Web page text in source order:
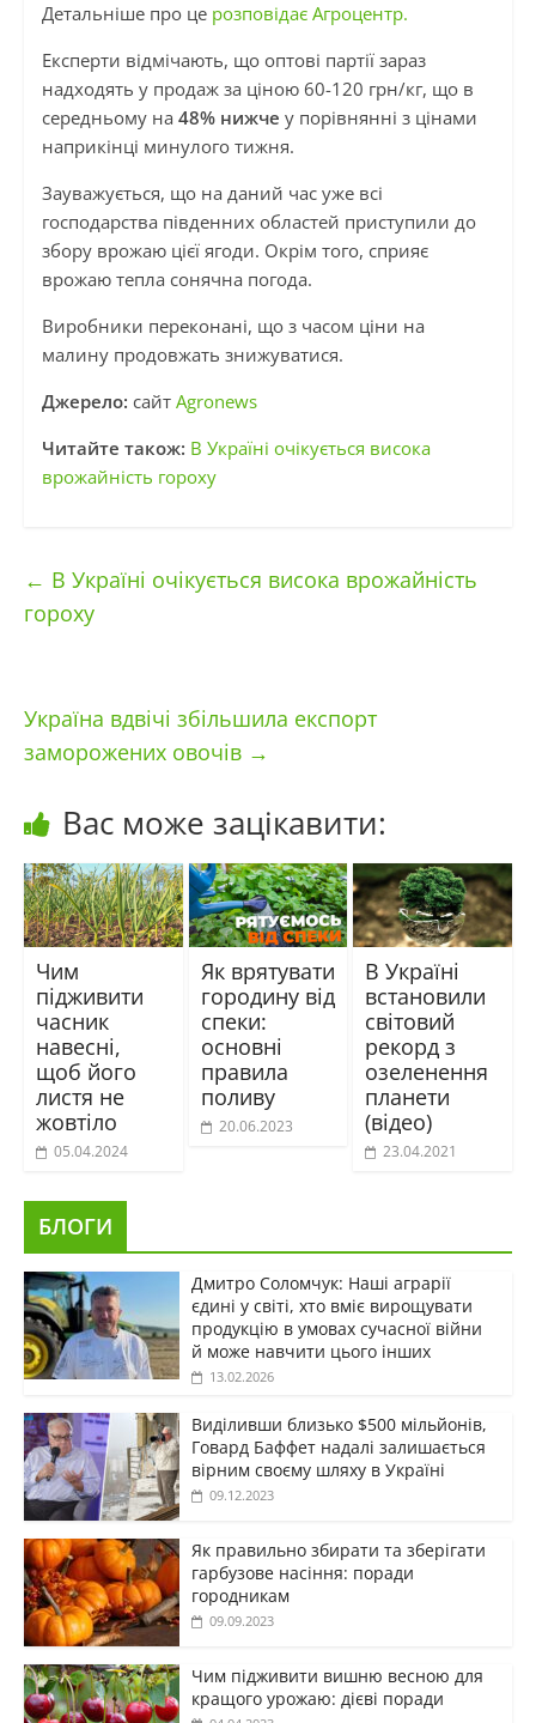
Детальніше про це розповідає Агроцентр.
Експерти відмічають, що оптові партії зараз
надходять у продаж за ціною 60-120 грн/кг, що в
середньому на 48% нижче у порівнянні з цінами
наприкінці минулого тижня.
Зауважується, що на даний час уже всі
господарства південних областей приступили до
збору врожаю цієї ягоди. Окрім того, сприяє
врожаю тепла сонячна погода.
Виробники переконані, що з часом ціни на
малину продовжать знижуватися.
Джерело: сайт Agronews
Читайте також: В Україні очікується висока
врожайність гороху
← В Україні очікується висока врожайність
гороху
Україна вдвічі збільшила експорт
заморожених овочів →
Вас може зацікавити:
Чим
підживити
часник
навесні,
щоб його
листя не
жовтіло
05.04.2024
Як врятувати
городину від
спеки:
основні
правила
поливу
20.06.2023
В Україні
встановили
світовий
рекорд з
озеленення
планети
(відео)
23.04.2021
БЛОГИ
Дмитро Соломчук: Наші аграрії
єдині у світі, хто вміє вирощувати
продукцію в умовах сучасної війни
й може навчити цього інших
13.02.2026
Виділивши близько $500 мільйонів,
Говард Баффет надалі залишається
вірним своєму шляху в Україні
09.12.2023
Як правильно збирати та зберігати
гарбузове насіння: поради
городникам
09.09.2023
Чим підживити вишню весною для
кращого урожаю: дієві поради